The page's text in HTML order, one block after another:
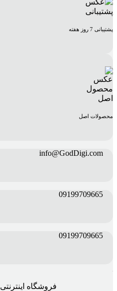
پشتیبانی 7 روز هفته
محصولات اصل
info@GodDigi.com
09199709665
09199709665
فروشگاه اینترنتی